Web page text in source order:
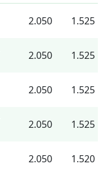
2.050 1.525
2.050 1.525
2.050 1.525
2.050 1.525
2.050 1.520